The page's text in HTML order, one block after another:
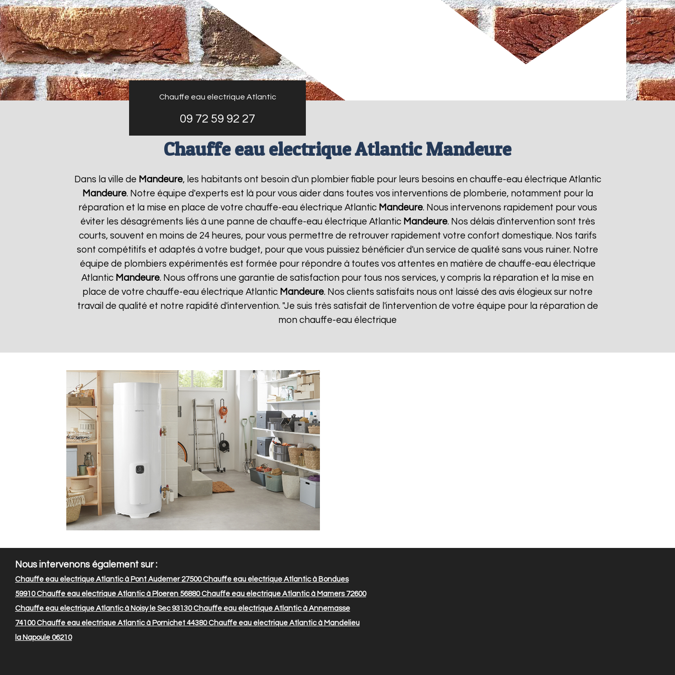
Chauffe eau electrique Atlantic
09 72 59 92 27
Chauffe eau electrique Atlantic Mandeure
Dans la ville de Mandeure, les habitants ont besoin d'un plombier fiable pour leurs besoins en chauffe-eau électrique Atlantic
Mandeure. Notre équipe d'experts est là pour vous aider dans toutes vos interventions de plomberie, notamment pour la
réparation et la mise en place de votre chauffe-eau électrique Atlantic Mandeure. Nous intervenons rapidement pour vous
éviter les désagréments liés à une panne de chauffe-eau électrique Atlantic Mandeure. Nos délais d'intervention sont très
courts, souvent en moins de 24 heures, pour vous permettre de retrouver rapidement votre confort domestique. Nos tarifs
sont compétitifs et adaptés à votre budget, pour que vous puissiez bénéficier d'un service de qualité sans vous ruiner. Notre
équipe de plombiers expérimentés est formée pour répondre à toutes vos attentes en matière de chauffe-eau électrique
Atlantic Mandeure. Nous offrons une garantie de satisfaction pour tous nos services, y compris la réparation et la mise en
place de votre chauffe-eau électrique Atlantic Mandeure. Nos clients satisfaits nous ont laissé des avis élogieux sur notre
travail de qualité et notre rapidité d'intervention. "Je suis très satisfait de l'intervention de votre équipe pour la réparation de
mon chauffe-eau électrique
Nous intervenons également sur :
Chauffe eau electrique Atlantic à Pont Audemer 27500Chauffe eau electrique Atlantic à Bondues
59910Chauffe eau electrique Atlantic à Ploeren 56880Chauffe eau electrique Atlantic à Mamers 72600
Chauffe eau electrique Atlantic à Noisy le Sec 93130Chauffe eau electrique Atlantic à Annemasse
74100Chauffe eau electrique Atlantic à Pornichet 44380Chauffe eau electrique Atlantic à Mandelieu
la Napoule 06210